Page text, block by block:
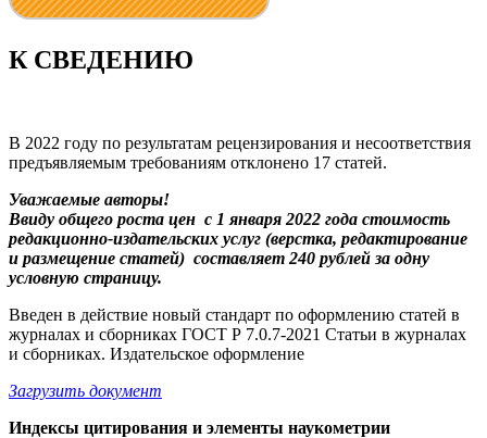
К СВЕДЕНИЮ
В 2022 году по результатам рецензирования и несоответствия
предъявляемым требованиям отклонено 17 статей.
Уважаемые авторы!
Ввиду общего роста цен с 1 января 2022 года стоимость
редакционно-издательских услуг (верстка, редактирование
и размещение статей) составляет 240 рублей за одну
условную страницу.
Введен в действие новый стандарт по оформлению статей в
журналах и сборниках ГОСТ Р 7.0.7-2021 Статьи в журналах
и сборниках. Издательское оформление
Загрузить документ
Индексы цитирования и элементы наукометрии